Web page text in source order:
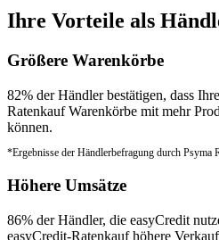
Ihre Vorteile als
Größere Warenkörbe
82% der Händler bestätigen, dass
Ratenkauf Warenkörbe mit mehr
können.
*Ergebnisse der Händlerbefragung durch Psyma
Höhere Umsätze
86% der Händler, die easyCredit
easyCredit-Ratenkauf höhere